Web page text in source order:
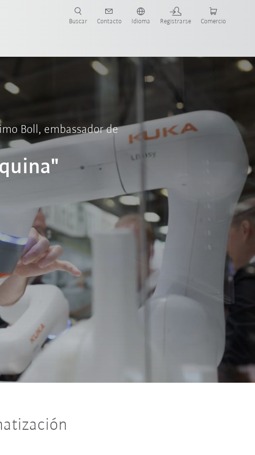
Buscar Contacto Idioma Registrarse Comercio
Boll, embassador de